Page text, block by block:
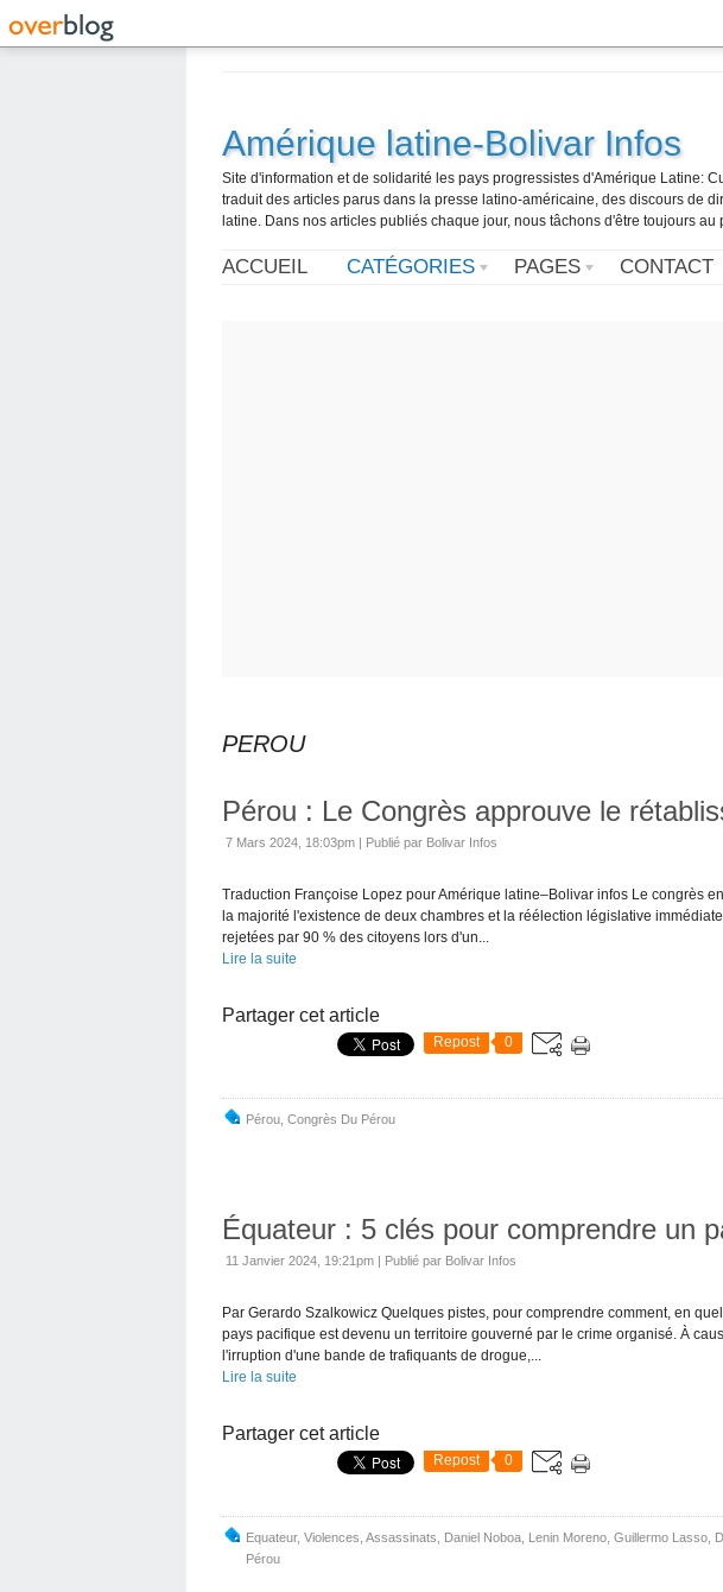
Amérique latine-Bolivar Infos
Site d'information et de solidarité les pays progressistes d'Amérique Latine:
traduit des articles parus dans la presse latino-américaine, des discours de
latine. Dans nos articles publiés chaque jour, nous tâchons d'être toujours au
ACCUEIL CATÉGORIES PAGES CONTACT
PEROU
Pérou : Le Congrès approuve le
7 Mars 2024, 18:03pm | Publié par Bolivar Infos
Traduction Françoise Lopez pour Amérique latine–Bolivar infos Le congrès
la majorité l'existence de deux chambres et la réélection législative
rejetées par 90 % des citoyens lors d'un...
Lire la suite
Partager cet article
Repost 0
Pérou Congrès Du Pérou
Équateur : 5 clés pour comprendre un
11 Janvier 2024, 19:21pm | Publié par Bolivar Infos
Par Gerardo Szalkowicz Quelques pistes, pour comprendre comment, en
pays pacifique est devenu un territoire gouverné par le crime organisé. À
l'irruption d'une bande de trafiquants de drogue,...
Lire la suite
Partager cet article
Repost 0
Equateur, Violences Assassinats Daniel Noboa Lenin Moreno Guillermo Lasso
Pérou